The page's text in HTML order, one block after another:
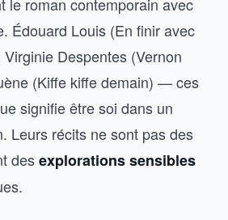
Édouard Louis (En finir avec
Despentes (Vernon
(Kiffe kiffe demain) — ces
signifie être soi dans un
Leurs récits ne sont pas des
desexplorations sensibles